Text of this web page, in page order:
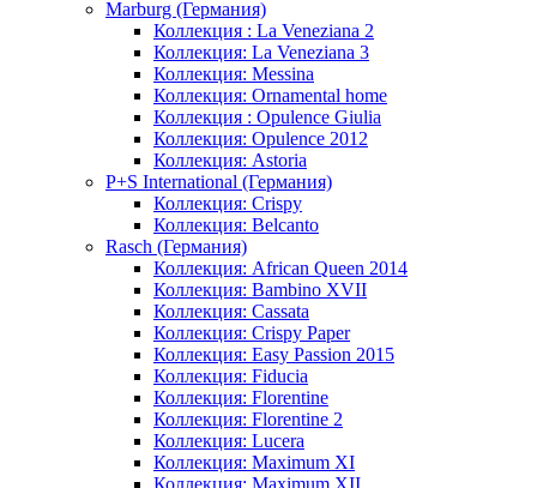
Marburg (Германия)
Коллекция : La Veneziana 2
Коллекция: La Veneziana 3
Коллекция: Messina
Коллекция: Ornamental home
Коллекция : Opulence Giulia
Коллекция: Opulence 2012
Коллекция: Astoria
P+S International (Германия)
Коллекция: Crispy
Коллекция: Belcanto
Rasch (Германия)
Коллекция: African Queen 2014
Коллекция: Bambino XVII
Коллекция: Cassata
Коллекция: Crispy Paper
Коллекция: Easy Passion 2015
Коллекция: Fiducia
Коллекция: Florentine
Коллекция: Florentine 2
Коллекция: Lucera
Коллекция: Maximum XI